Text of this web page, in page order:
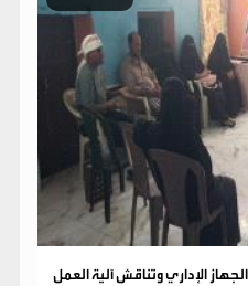
الإداري وتناقش آلية العمل